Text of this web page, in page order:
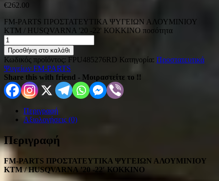
€262.00
FM-PARTS ΠΡΟΣΤΑΤΕΥΤΙΚΑ ΨΥΓΕΙΩΝ ΑΛΟΥΜΙΝΙΟΥ
KTM / HUSQVARNA '20 -22' ΚΟΚΚΙΝΟ ποσότητα
Προσθήκη στο καλάθι
Κωδικός προϊόντος: FPU485276RD Κατηγορία: Προστατευτικά
Ψυγείων FM-PARTS
Share this with friend - Μοιραστείτε το !!
Περιγραφή
Αξιολογήσεις (0)
Περιγραφή
FM-PARTS ΠΡΟΣΤΑΤΕΥΤΙΚΑ ΨΥΓΕΙΩΝ ΑΛΟΥΜΙΝΙΟΥ
KTM / HUSQVARNA ’20 -22′ ΚΟΚΚΙΝΟ